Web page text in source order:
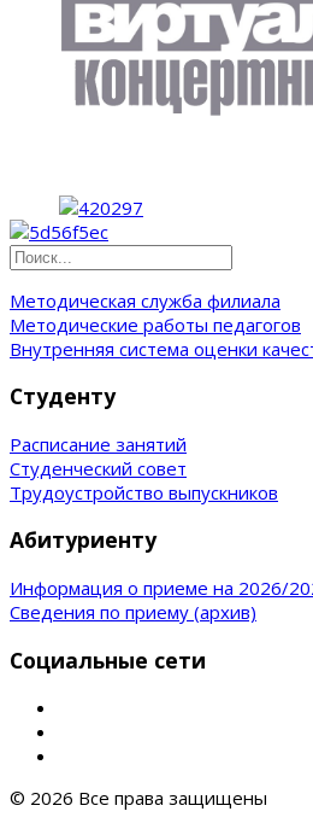
Методическая служба филиала
Методические работы педагогов
Внутренняя система оценки
Студенту
Расписание занятий
Студенческий совет
Трудоустройство выпускников
Абитуриенту
Информация о приеме на 2026/
Сведения по приему (архив)
Социальные сети
© 2026 Все права защищены